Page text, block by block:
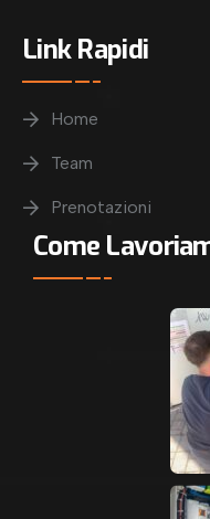
Link Rapidi
Home
Team
Prenotazioni
Come